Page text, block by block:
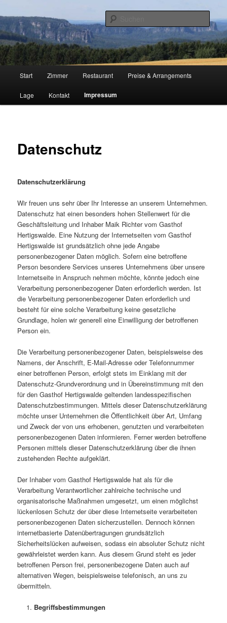
primären
Inhalt
springenGasthof Hertigswalde
Start Zimmer Restaurant Preise & Arrangements
Lage Kontakt Impressum
Datenschutz
Datenschutzerklärung
Wir freuen uns sehr über Ihr Interesse an unserem Unternehmen.
Datenschutz hat einen besonders hohen Stellenwert für die
Geschäftsleitung und Inhaber Maik Richter vom Gasthof
Hertigswalde. Eine Nutzung der Internetseiten vom Gasthof
Hertigswalde ist grundsätzlich ohne jede Angabe
personenbezogener Daten möglich. Sofern eine betroffene
Person besondere Services unseres Unternehmens über unsere
Internetseite in Anspruch nehmen möchte, könnte jedoch eine
Verarbeitung personenbezogener Daten erforderlich werden. Ist
die Verarbeitung personenbezogener Daten erforderlich und
besteht für eine solche Verarbeitung keine gesetzliche
Grundlage, holen wir generell eine Einwilligung der betroffenen
Person ein.
Die Verarbeitung personenbezogener Daten, beispielsweise des
Namens, der Anschrift, E-Mail-Adresse oder Telefonnummer
einer betroffenen Person, erfolgt stets im Einklang mit der
Datenschutz-Grundverordnung und in Übereinstimmung mit den
für den Gasthof Hertigswalde geltenden landesspezifischen
Datenschutzbestimmungen. Mittels dieser Datenschutzerklärung
möchte unser Unternehmen die Öffentlichkeit über Art, Umfang
und Zweck der von uns erhobenen, genutzten und verarbeiteten
personenbezogenen Daten informieren. Ferner werden betroffene
Personen mittels dieser Datenschutzerklärung über die ihnen
zustehenden Rechte aufgeklärt.
Der Inhaber vom Gasthof Hertigswalde hat als für die
Verarbeitung Verantwortlicher zahlreiche technische und
organisatorische Maßnahmen umgesetzt, um einen möglichst
lückenlosen Schutz der über diese Internetseite verarbeiteten
personenbezogenen Daten sicherzustellen. Dennoch können
internetbasierte Datenübertragungen grundsätzlich
Sicherheitslücken aufweisen, sodass ein absoluter Schutz nicht
gewährleistet werden kann. Aus diesem Grund steht es jeder
betroffenen Person frei, personenbezogene Daten auch auf
alternativen Wegen, beispielsweise telefonisch, an uns zu
übermitteln.
Begriffsbestimmungen